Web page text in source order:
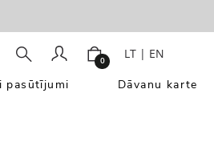
0 LT | EN
pasūtījumi Dāvanu karte